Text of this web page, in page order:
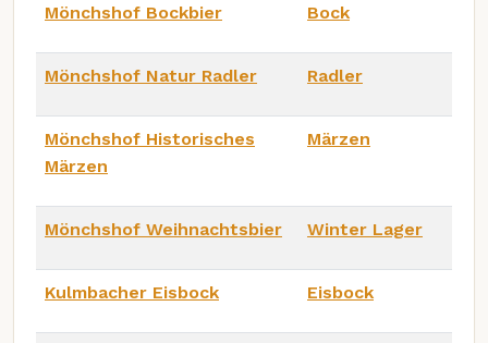
Mönchshof Bockbier Bock
Mönchshof Natur Radler Radler
Mönchshof Historisches
Märzen
Märzen
Mönchshof Weihnachtsbier Winter Lager
Kulmbacher Eisbock Eisbock